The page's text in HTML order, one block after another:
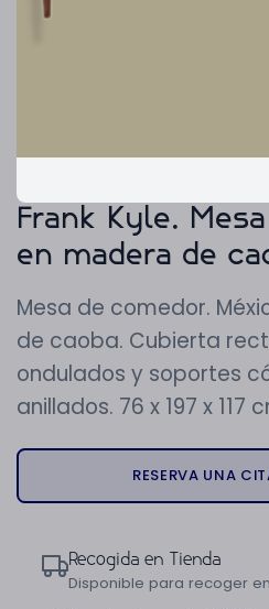
Frank Kyle.
en madera de
Mesa de comedor.
de caoba. Cubierta
ondulados y soportes
anillados. 76 x 197 x 117
RESERVA UNA
Recogida en Tienda
Disponible para recoger